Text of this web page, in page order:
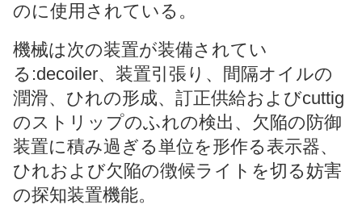
のに使用されている。
機械は次の装置が装備されてい
る:decoiler、装置引張り、間隔オイルの
潤滑、ひれの形成、訂正供給およびcuttig
のストリップのふれの検出、欠陥の防御
装置に積み過ぎる単位を形作る表示器、
ひれおよび欠陥の徴候ライトを切る妨害
の探知装置機能。